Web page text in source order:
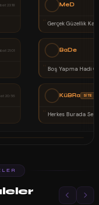
02 Şubat 00:30
02 Şubat 00:25
02 Şubat 00:21